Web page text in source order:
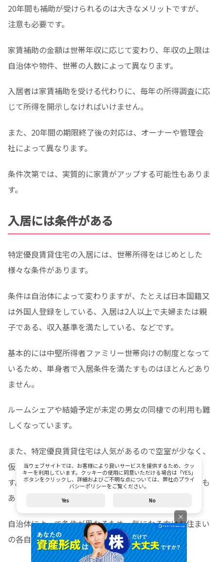
20年間も補助が受けられるのは大きなメリットですが、
注意も必要です。
家賃補助の金額は世帯年収に応じて変わり、年収の上限は
自治体や物件、世帯の人数によって異なります。
入居者は家賃補助を受ける代わりに、毎年の所得調査に応
じて所得を開示しなければいけません。
また、20年間の期限終了後の対応は、オーナーや管理会
社によって異なります。
条件次第では、実質的に家賃がアップする可能性もありま
す。
入居には条件がある
特定優良賃貸住宅の入居には、世帯所得をはじめとした
様々な条件があります。
条件は自治体によって変わりますが、たとえば日本国籍又
は外国人登録をしている、入居は2人以上で夫婦または親
子である、収入基準を満たしている、などです。
基本的には中堅所得者ファミリー世帯向けの制度となって
いるため、単身者で入居条件を満たすものはほとんどあり
ません。
ルームシェアや結婚予定が未定の男女の同棲での利用も難
しくなっています。
また、特定優良賃貸住宅は人気があるので空室が少なく、
仮に入居条件を満たしていても抽選になることが多いで
す。特に都市圏では10倍以上の倍率になってしまうことも
あるようです。
自治体によって条件が異なるため、気になる方はお住まい
の各自治体に問い合わせてみましょう。
当ウェブサイトでは、お客様により良いサービスを提供するため、クッ
キーを利用しています。クッキーの使用に同意いただける場合は「YES」
ボタンをクリックし、詳細およびご不明な点については、弊社のプライ
バシーポリシーをご覧ください。
Yes No
×